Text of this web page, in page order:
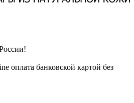
оплата банковской картой без